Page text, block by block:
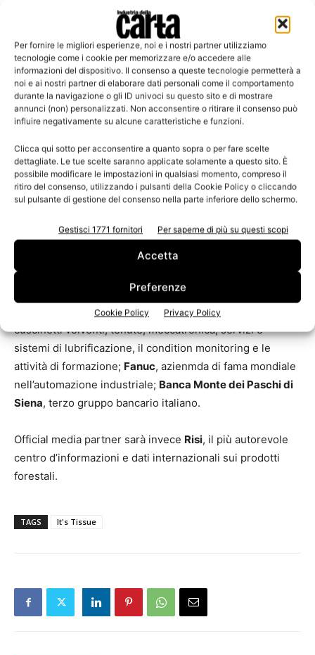
Per fornire le migliori esperienze, noi e i nostri partner utilizziamo
tecnologie come i cookie per memorizzare e/o accedere alle
informazioni del dispositivo. Il consenso a queste tecnologie permetterà a
noi e ai nostri partner di elaborare dati personali come il comportamento
durante la navigazione o gli ID univoci su questo sito e di mostrare
annunci (non) personalizzati. Non acconsentire o ritirare il consenso può
influire negativamente su alcune caratteristiche e funzioni.
Clicca qui sotto per acconsentire a quanto sopra o per fare scelte
dettagliate. Le tue scelte saranno applicate solamente a questo sito. È
possibile modificare le impostazioni in qualsiasi momento, compreso il
ritiro del consenso, utilizzando i pulsanti della Cookie Policy o cliccando
sul pulsante di gestione del consenso nella parte inferiore dello schermo.
Gestisci 1771 fornitori Per saperne di più su questi scopi
Accetta
Preferenze
Cookie Policy Privacy Policy
Per una settimana Lucca diventerà la vetrina mondiale di
un’eccellenza territoriale e nazionale: la prima edizione di
IT’s tissue nel 2013 ha visto, infatti, la partecipazione di
oltre700operatori di settore provenienti da più di70
Paesi nel mondo, di cui la metà fuori dall’Unione
Europea,dal Brasile al Nord America, dal Sud Africa alla
Cina.
La portata internazionale dell’evento è dimostrata anche
dal sostegno di sponsor eccellenti quali:Rockwell
per l’automazione industriale;Henkel, gruppo che
detiene posizioni primarie in tre settori di business
(Bucato e Cura della Casa, Beauty Care, Adesivi e
SKF,maggior fornitore a livello
mondiale di prodotti, soluzioni e servizi, nel settore dei
cuscinetti volventi, tenute, meccatronica, servizi e
sistemi di lubrificazione, il condition monitoring e le
attività di formazione; Fanuc, azienmda di fama mondiale
nell’automazione industriale; Banca Monte dei Paschi di
Siena, terzo gruppo bancario italiano.
Official media partner sarà invece Risi, il più autorevole
centro d’informazioni e dati internazionali sui prodotti
forestali.
TAGS It's Tissue